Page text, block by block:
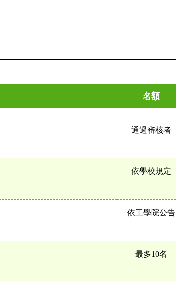
名額
通過審核者
依學校規定
依工學院公告
最多10名